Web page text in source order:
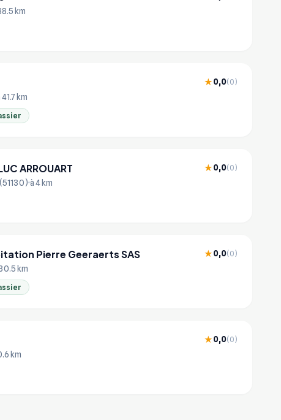
km
★0,0(0)
41.7 km
ARROUART ★0,0(0)
à 4 km
Pierre Geeraerts SAS ★0,0(0)
km
★0,0(0)
km